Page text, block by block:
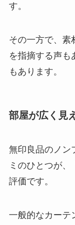
す。
その一方で、素
を指摘する声も
もあります。
部屋が広く見
無印良品のノン
ミのひとつが、
評価です。
一般的なカーテ